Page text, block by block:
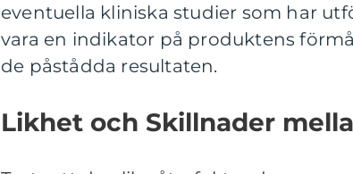
eventuella kliniska studier som har
vara en indikator på produktens
de påstådda resultaten.
Likhet och Skillnader